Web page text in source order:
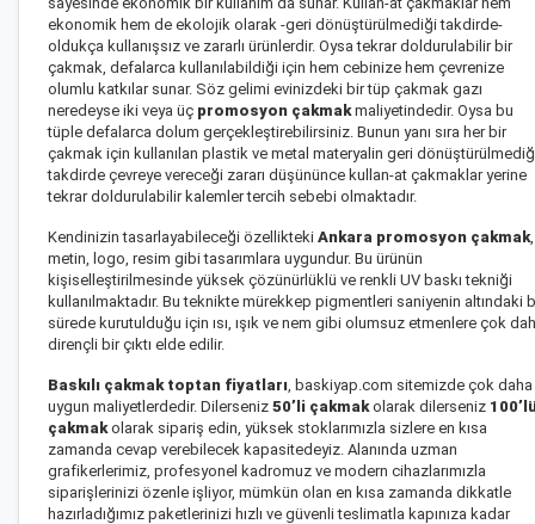
ekonomik hem de ekolojik olarak -geri dönüştürülmediği takdirde-
oldukça kullanışsız ve zararlı ürünlerdir. Oysa tekrar doldurulabilir bir
çakmak, defalarca kullanılabildiği için hem cebinize hem çevrenize
olumlu katkılar sunar. Söz gelimi evinizdeki bir tüp çakmak gazı
neredeyse iki veya üç promosyon çakmakmaliyetindedir. Oysa bu
tüple defalarca dolum gerçekleştirebilirsiniz. Bunun yanı sıra her bir
çakmak için kullanılan plastik ve metal materyalin geri
takdirde çevreye vereceği zararı düşününce kullan-at çakmaklar yerine
tekrar doldurulabilir kalemler tercih sebebi olmaktadır.
Kendinizin tasarlayabileceği özellikteki Ankara promosyon çakmak,
metin, logo, resim gibi tasarımlara uygundur. Bu ürünün
kişiselleştirilmesinde yüksek çözünürlüklü ve renkli UV baskı tekniği
kullanılmaktadır. Bu teknikte mürekkep pigmentleri saniyenin altındaki
sürede kurutulduğu için ısı, ışık ve nem gibi olumsuz etmenlere çok
dirençli bir çıktı elde edilir.
Baskılı çakmak toptan fiyatları , baskiyap.com sitemizde çok daha
uygun maliyetlerdedir. Dilerseniz 50’li çakmakolarak dilerseniz
çakmakolarak sipariş edin, yüksek stoklarımızla sizlere en kısa
zamanda cevap verebilecek kapasitedeyiz. Alanında uzman
grafikerlerimiz, profesyonel kadromuz ve modern cihazlarımızla
siparişlerinizi özenle işliyor, mümkün olan en kısa zamanda dikkatle
hazırladığımız paketlerinizi hızlı ve güvenli teslimatla kapınıza kadar